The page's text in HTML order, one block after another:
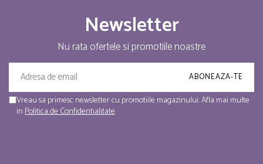
Newsletter
Nu rata ofertele si promotiile noastre
Vreau sa primesc newsletter cu promotiile magazinului. Afla mai multe
inPolitica de Confidentialitate